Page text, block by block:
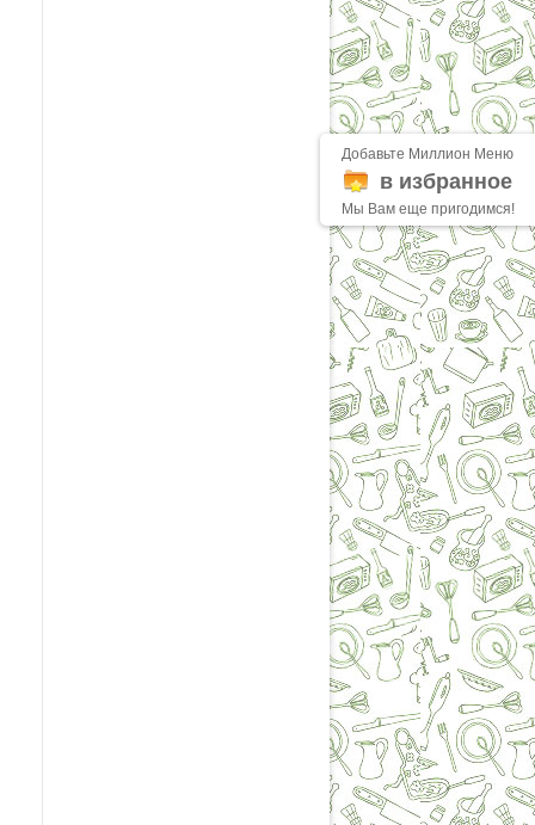
Добавьте Миллион Меню
в избранное
Мы Вам еще пригодимся!